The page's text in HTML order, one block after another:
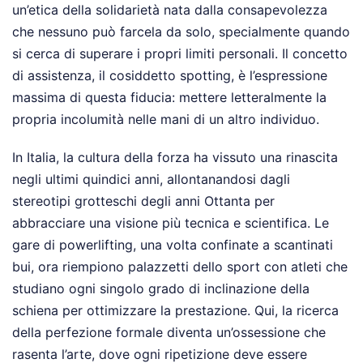
un’etica della solidarietà nata dalla consapevolezza
che nessuno può farcela da solo, specialmente quando
si cerca di superare i propri limiti personali. Il concetto
di assistenza, il cosiddetto spotting, è l’espressione
massima di questa fiducia: mettere letteralmente la
propria incolumità nelle mani di un altro individuo.
In Italia, la cultura della forza ha vissuto una rinascita
negli ultimi quindici anni, allontanandosi dagli
stereotipi grotteschi degli anni Ottanta per
abbracciare una visione più tecnica e scientifica. Le
gare di powerlifting, una volta confinate a scantinati
bui, ora riempiono palazzetti dello sport con atleti che
studiano ogni singolo grado di inclinazione della
schiena per ottimizzare la prestazione. Qui, la ricerca
della perfezione formale diventa un’ossessione che
rasenta l’arte, dove ogni ripetizione deve essere